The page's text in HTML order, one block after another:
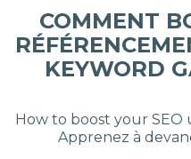
COMMENT
KEYWORD
How to boost your SEO
Apprenez à